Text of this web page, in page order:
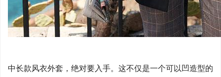
中长款风衣外套，绝对要入手。这不仅是一个可以凹造型的